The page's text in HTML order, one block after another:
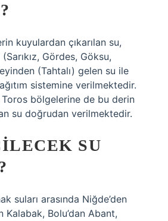
kuyulardan çıkarılan su,
Gördes, Göksu,
(Tahtalı) gelen su ile
sistemine verilmektedir.
Toros bölgelerine de bu derin
su doğrudan verilmektedir.
SU
suları arasında Niğde’den
Kalabak, Bolu’dan Abant,